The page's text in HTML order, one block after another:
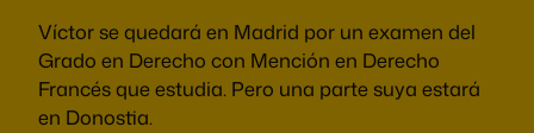
Víctor se quedará en Madrid por un examen del
Grado en Derecho con Mención en Derecho
Francés que estudia. Pero una parte suya estará
en Donostia.